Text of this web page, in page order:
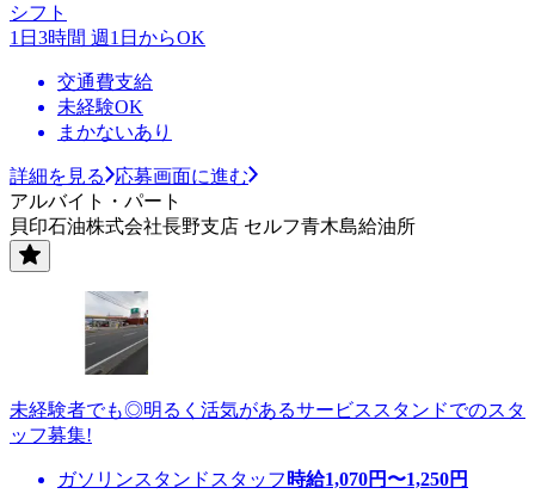
シフト
1日3時間 週1日からOK
交通費支給
未経験OK
まかないあり
詳細を見る
応募画面に進む
アルバイト・パート
貝印石油株式会社長野支店 セルフ青木島給油所
未経験者でも◎明るく活気があるサービススタンドでのスタ
ッフ募集!
ガソリンスタンドスタッフ 時給1,070円〜1,250円